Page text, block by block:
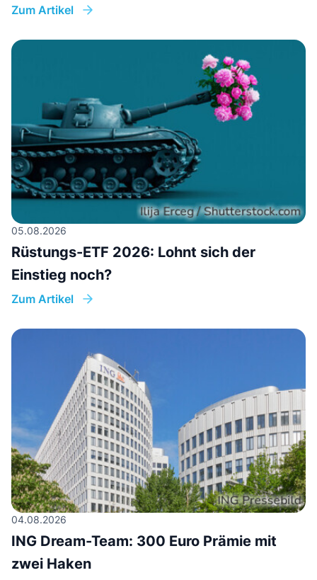
Zum Artikel
05.08.2026
Rüstungs-ETF 2026: Lohnt sich der
Einstieg noch?
Zum Artikel
04.08.2026
ING Dream-Team: 300 Euro Prämie mit
zwei Haken